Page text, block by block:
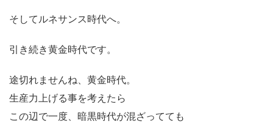
そしてルネサンス時代へ。
引き続き黄金時代です。
途切れませんね、黄金時代。
生産力上げる事を考えたら
この辺で一度、暗黒時代が混ざってても